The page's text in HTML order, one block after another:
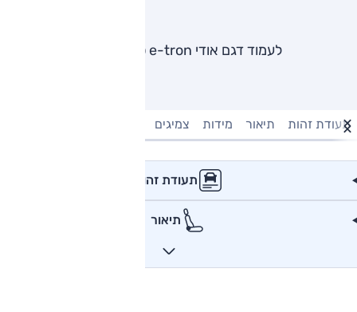
לעמוד דגם אודי e-tron ספורטבק
תעודת זהות תיאור מידות צמיגים
תעודת זהות
תיאור